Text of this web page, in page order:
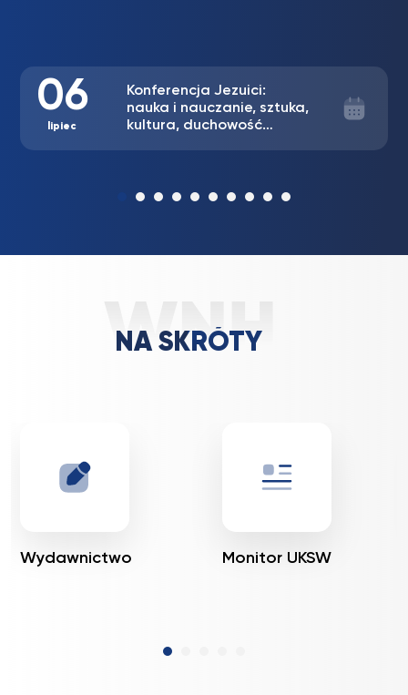
06
lipiec
Konferencja Jezuici:
nauka i nauczanie, sztuka,
kultura, duchowość…
NA SKRÓTY
Wydawnictwo Monitor UKSW